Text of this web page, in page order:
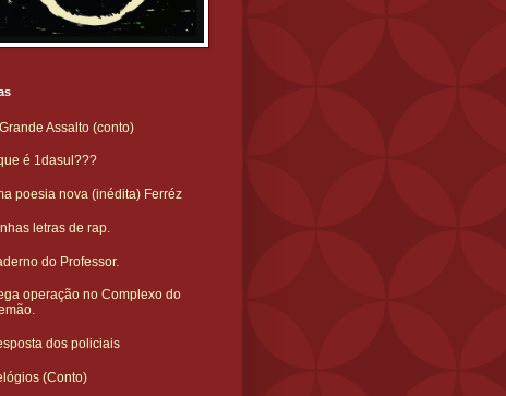
Assalto (conto)
é 1dasul???
poesia nova (inédita) Ferréz
letras de rap.
do Professor.
operação no Complexo do
dos policiais
(Conto)